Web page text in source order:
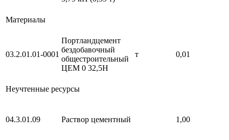
Материалы
03.2.01.01-0001
Портландцемент
бездобавочный
общестроительный
ЦЕМ 0 32,5Н
т 0,01
Неучтенные ресурсы
04.3.01.09 Раствор цементный 1,00